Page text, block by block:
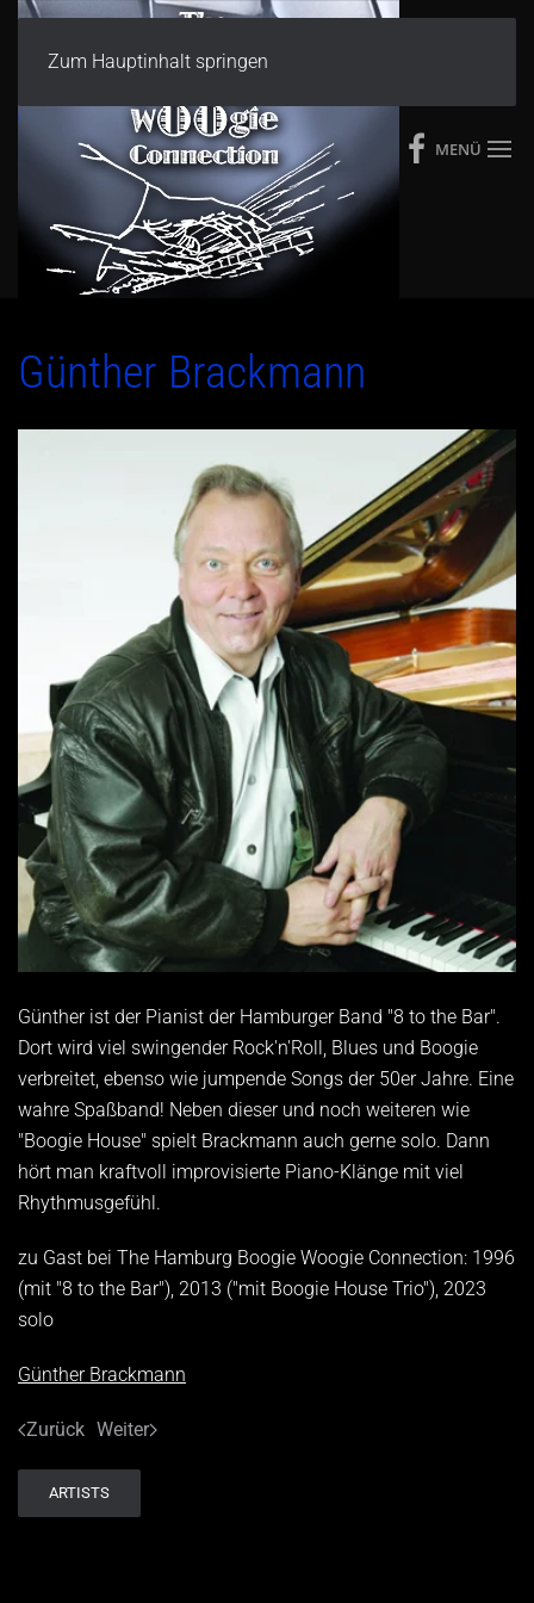
Zum Hauptinhalt springen
MENÜ
Günther Brackmann
Günther ist der Pianist der Hamburger Band "8 to the Bar".
Dort wird viel swingender Rock'n'Roll, Blues und Boogie
verbreitet, ebenso wie jumpende Songs der 50er Jahre. Eine
wahre Spaßband! Neben dieser und noch weiteren wie
"Boogie House" spielt Brackmann auch gerne solo. Dann
hört man kraftvoll improvisierte Piano-Klänge mit viel
Rhythmusgefühl.
zu Gast bei The Hamburg Boogie Woogie Connection: 1996
(mit "8 to the Bar"), 2013 ("mit Boogie House Trio"), 2023
solo
Günther Brackmann
Zurück Weiter
ARTISTS